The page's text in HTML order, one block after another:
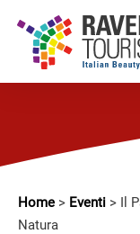
Home > Eventi > Il
Natura